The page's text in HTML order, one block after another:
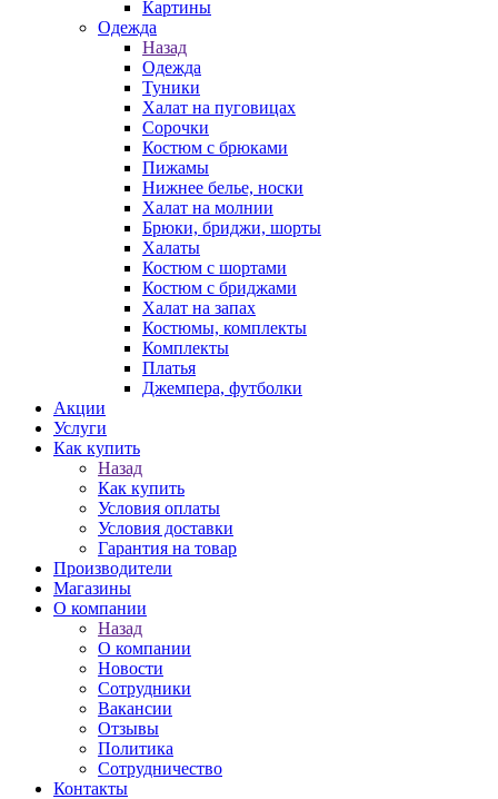
Картины
Одежда
Назад
Одежда
Туники
Халат на пуговицах
Сорочки
Костюм с брюками
Пижамы
Нижнее белье, носки
Халат на молнии
Брюки, бриджи, шорты
Халаты
Костюм с шортами
Костюм с бриджами
Халат на запах
Костюмы, комплекты
Комплекты
Платья
Джемпера, футболки
Акции
Услуги
Как купить
Назад
Как купить
Условия оплаты
Условия доставки
Гарантия на товар
Производители
Магазины
О компании
Назад
О компании
Новости
Сотрудники
Вакансии
Отзывы
Политика
Сотрудничество
Контакты